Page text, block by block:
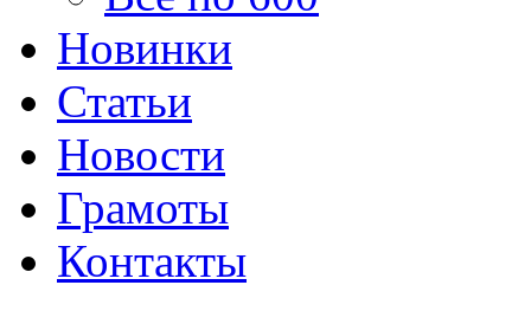
Новинки
Статьи
Новости
Грамоты
Контакты